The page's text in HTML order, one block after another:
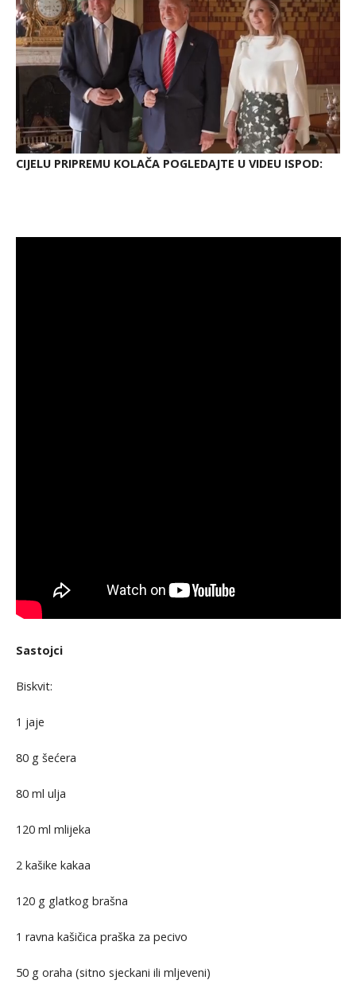
CIJELU PRIPREMU KOLAČA POGLEDAJTE U VIDEU ISPOD:
Sastojci
Biskvit:
1 jaje
80 g šećera
80 ml ulja
120 ml mlijeka
2 kašike kakaa
120 g glatkog brašna
1 ravna kašičica praška za pecivo
50 g oraha (sitno sjeckani ili mljeveni)